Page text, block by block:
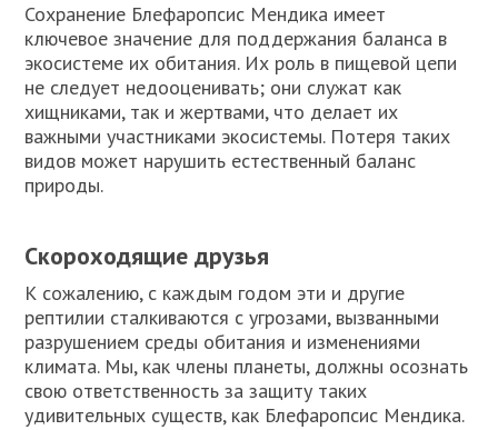
Сохранение Блефаропсис Мендика имеет
ключевое значение для поддержания баланса в
экосистеме их обитания. Их роль в пищевой цепи
не следует недооценивать; они служат как
хищниками, так и жертвами, что делает их
важными участниками экосистемы. Потеря таких
видов может нарушить естественный баланс
природы.
Скороходящие друзья
К сожалению, с каждым годом эти и другие
рептилии сталкиваются с угрозами, вызванными
разрушением среды обитания и изменениями
климата. Мы, как члены планеты, должны осознать
свою ответственность за защиту таких
удивительных существ, как Блефаропсис Мендика.